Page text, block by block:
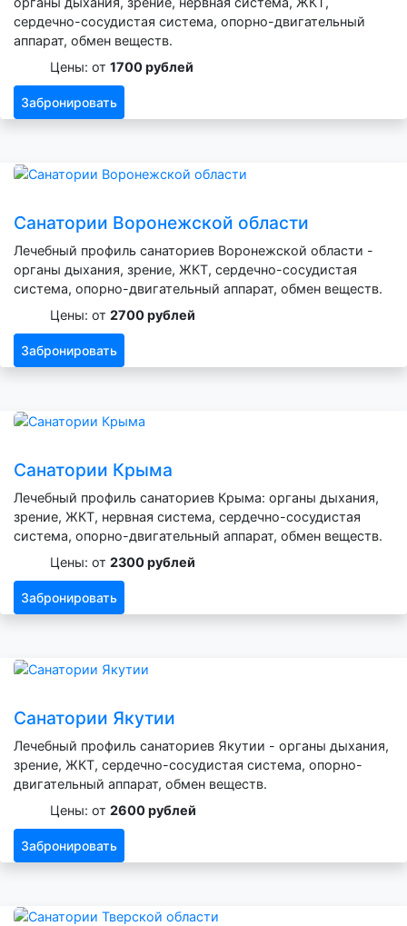
сердечно-сосудистая система, опорно-двигательный
аппарат, обмен веществ.
Цены: от 1700 рублей
Забронировать
Санатории Воронежской области
Лечебный профиль санаториев Воронежской области -
органы дыхания, зрение, ЖКТ, сердечно-сосудистая
система, опорно-двигательный аппарат, обмен веществ.
Цены: от 2700 рублей
Забронировать
Санатории Крыма
Лечебный профиль санаториев Крыма: органы дыхания,
зрение, ЖКТ, нервная система, сердечно-сосудистая
система, опорно-двигательный аппарат, обмен веществ.
Цены: от 2300 рублей
Забронировать
Санатории Якутии
Лечебный профиль санаториев Якутии - органы дыхания,
зрение, ЖКТ, сердечно-сосудистая система, опорно-
двигательный аппарат, обмен веществ.
Цены: от 2600 рублей
Забронировать